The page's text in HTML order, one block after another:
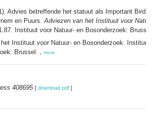
Advies betreffende het statuut als Important Bird
en Puurs.Adviezen van het Instituut voor
Instituut voor Natuur- en Bosonderzoek:
Instituut voor Natuur- en Bosonderzoek. Instituut
Brussel. , more
408695 [ download pdf ]